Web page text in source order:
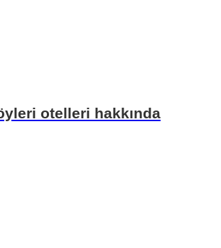
otelleri hakkında